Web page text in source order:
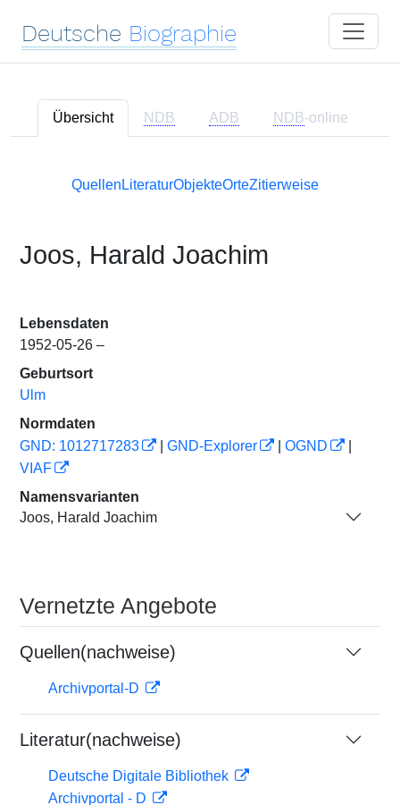
Deutsche Biographie
Übersicht NDB ADB NDB-online
Quellen LiteraturObjekteOrteZitierweise
Joos, Harald Joachim
Lebensdaten
1952-05-26 –
Geburtsort
Ulm
Normdaten
GND: 1012717283
GND-Explorer OGND
VIAF
Namensvarianten
Joos, Harald Joachim
Vernetzte Angebote
Quellen(nachweise)
Archivportal-D
Literatur(nachweise)
Deutsche Digitale Bibliothek
Archivportal - D